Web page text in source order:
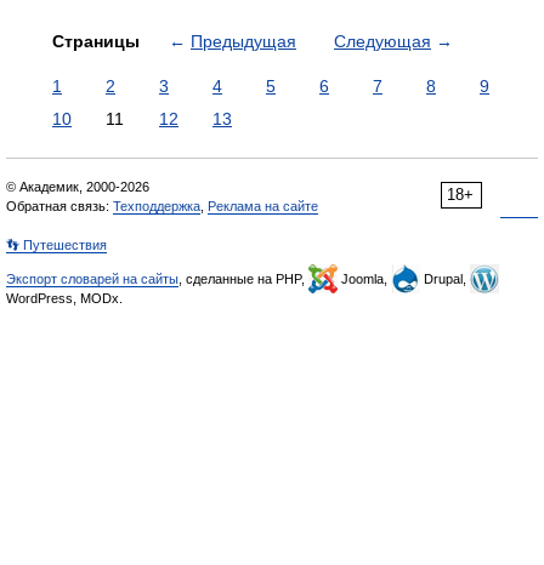
Страницы ← Предыдущая Следующая →
1 2 3 4 5 6 7 8
9
10
11 12 13
18+
© Академик, 2000-2026
Обратная связь: Техподдержка Реклама на сайте
👣 Путешествия
Экспорт словарей на сайты , сделанные на PHP, Joomla,
Drupal,
WordPress, MODx.